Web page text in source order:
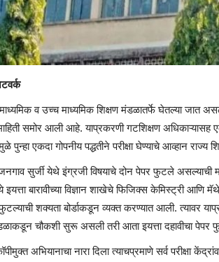
व उच्च माध्यमिक शिक्षण मंडळातर्फे घेतल्या जात
समोर आली आहे. याप्रकरणी गटशिक्षण
पुन्हा एकदा गोपनीय पद्धतीने परीक्षा घेण्याचे आव्हान राज्य
सुर्जी येथे इंग्रजी विषयाचे दोन पेपर फुटले असल्याची
बारावीच्या विज्ञान शाखेचे फिजिक्स केमिस्ट्री आणि
फुटल्याची शक्यता बोर्डाकडून व्यक्त करण्यात आली. त्यावर
चौकशी सुरू असली तरी आता इयत्ता दहावीचा
अभियानाचा नारा दिला त्याचप्रमाणे सर्व परीक्षा